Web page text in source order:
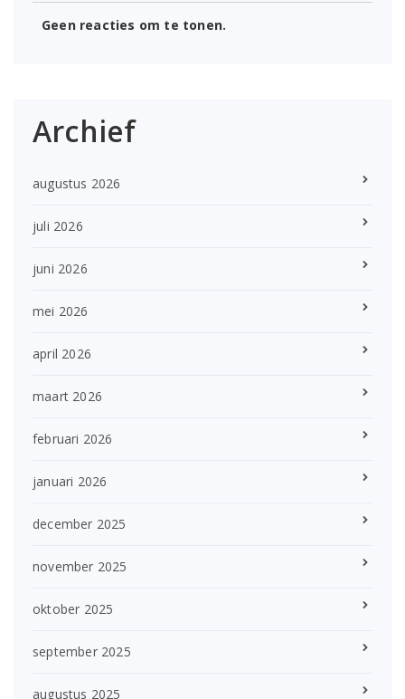
Geen reacties om te tonen.
Archief
augustus 2026
juli 2026
juni 2026
mei 2026
april 2026
maart 2026
februari 2026
januari 2026
december 2025
november 2025
oktober 2025
september 2025
augustus 2025